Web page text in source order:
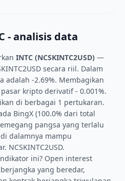
- analisis data
INTC (NCSKINTC2USD) —
secara riil. Dalam
adalah -2.69%. Membagikan
kripto derivatif - 0.001%.
di berbagai 1 pertukaran.
BingX (100.0% dari total
pangsa yang terlalu
dalamnya mampu
NCSKINTC2USD.
ini? Open interest
yang beredar,